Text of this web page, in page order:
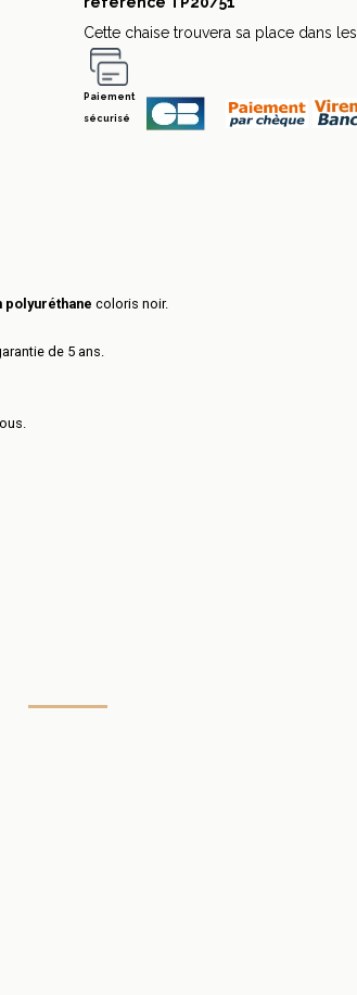
Cette chaise trouvera sa place dans les
Paiement
sécurisé
polyuréthane coloris noir.
de 5 ans.